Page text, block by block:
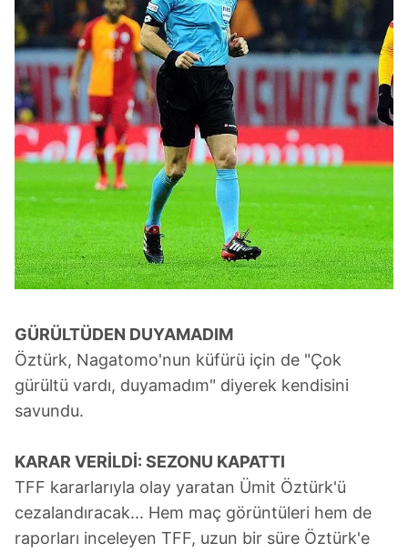
GÜRÜLTÜDEN DUYAMADIM
Öztürk, Nagatomo'nun küfürü için de "Çok
gürültü vardı, duyamadım" diyerek kendisini
savundu.
KARAR VERİLDİ: SEZONU KAPATTI
TFF kararlarıyla olay yaratan Ümit Öztürk'ü
cezalandıracak... Hem maç görüntüleri hem de
raporları inceleyen TFF, uzun bir süre Öztürk'e